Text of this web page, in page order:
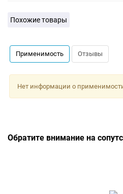
Похожие товары
Применимость Отзывы
Нет информации о
Обратите внимание на